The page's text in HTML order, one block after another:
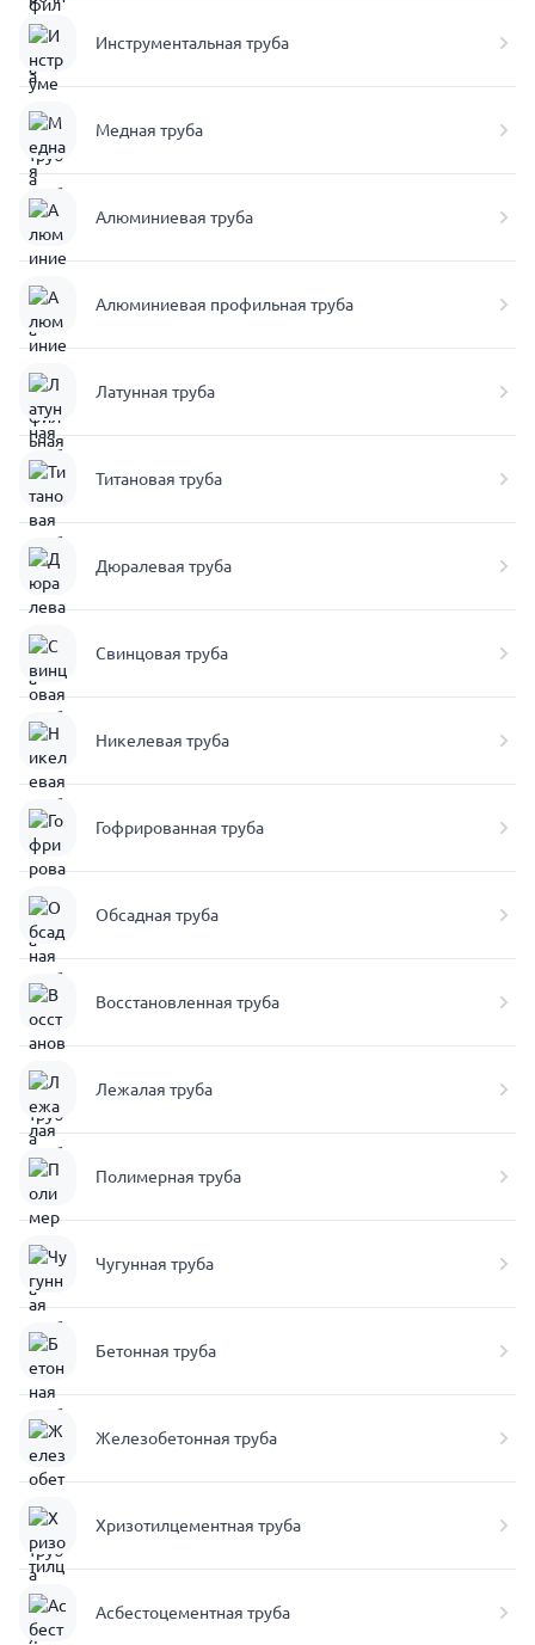
Инструментальная труба
Медная труба
Алюминиевая труба
Алюминиевая профильная труба
Латунная труба
Титановая труба
Дюралевая труба
Свинцовая труба
Никелевая труба
Гофрированная труба
Обсадная труба
Восстановленная труба
Лежалая труба
Полимерная труба
Чугунная труба
Бетонная труба
Железобетонная труба
Хризотилцементная труба
Асбестоцементная труба